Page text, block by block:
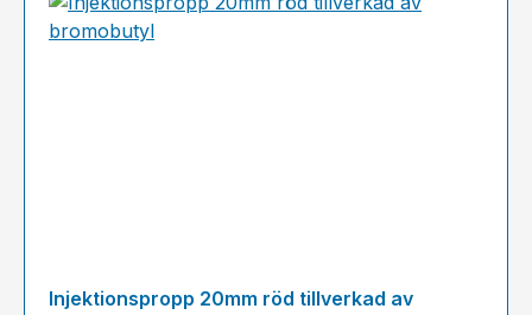
Injektionspropp 20mm röd tillverkad av